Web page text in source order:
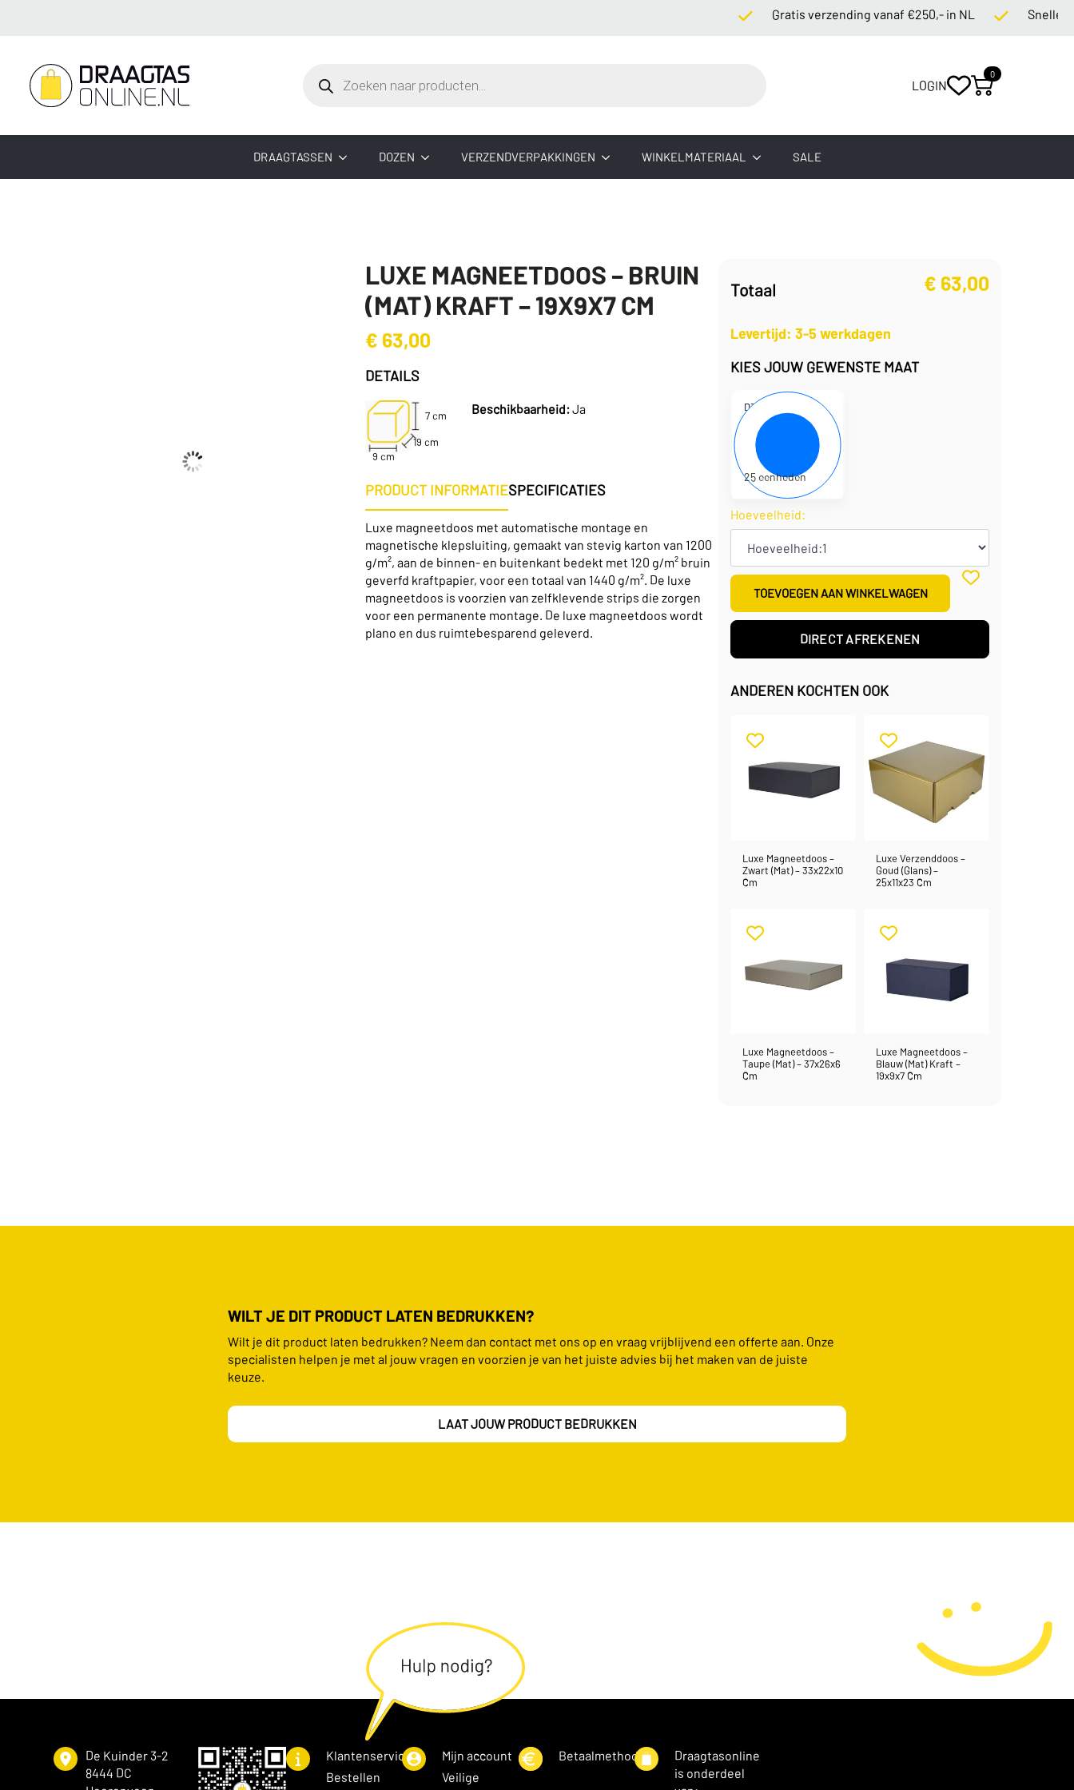
Gratis verzending vanaf €250,- in NL Snelle
zoeken
LOGIN
0
DRAAGTASSEN DOZEN VERZENDVERPAKKINGEN WINKELMATERIAAL SALE
LUXE MAGNEETDOOS – BRUIN
(MAT) KRAFT – 19X9X7 CM
€ 63,00
DETAILS
7 cm
19 cm
9 cm
Beschikbaarheid:Ja
PRODUCT INFORMATIESPECIFICATIES
Luxe magneetdoos met automatische montage en
magnetische klepsluiting, gemaakt van stevig karton van 1200
g/m², aan de binnen- en buitenkant bedekt met 120 g/m² bruin
geverfd kraftpapier, voor een totaal van 1440 g/m². De luxe
magneetdoos is voorzien van zelfklevende strips die zorgen
voor een permanente montage. De luxe magneetdoos wordt
plano en dus ruimtebesparend geleverd.
Totaal € 63,00
Levertijd: 3-5 werkdagen
KIES JOUW GEWENSTE MAAT
D310238
19 x 9 x 7 cm
2,52 per eenheid
63,00 per doos
25 eenheden
Hoeveelheid:
TOEVOEGEN AAN WINKELWAGEN
DIRECT AFREKENEN
ANDEREN KOCHTEN OOK
Luxe Magneetdoos –
Zwart (mat) – 33x22x10
Cm
Luxe Verzenddoos –
Goud (glans) –
25x11x23 Cm
Luxe Magneetdoos –
Taupe (mat) – 37x26x6
Cm
Luxe Magneetdoos –
Blauw (mat) Kraft –
19x9x7 Cm
WILT JE DIT PRODUCT LATEN BEDRUKKEN?
Wilt je dit product laten bedrukken? Neem dan contact met ons op en vraag vrijblijvend een offerte aan. Onze
specialisten helpen je met al jouw vragen en voorzien je van het juiste advies bij het maken van de juiste
keuze.
LAAT JOUW PRODUCT BEDRUKKEN
De Kuinder 3-2
8444 DC
Klantenservice
Bestellen
Mijn account
Veilige
Betaalmethoden
Draagtasonline
is onderdeel